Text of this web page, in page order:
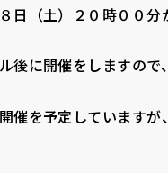
日（土）２０時００
後に開催をしますの
催を予定しています